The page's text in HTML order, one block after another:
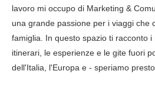
lavoro mi occupo di Marketing &
una grande passione per i viaggi che
famiglia. In questo spazio ti racconto
itinerari, le esperienze e le gite fuori
dell'Italia, l'Europa e - speriamo